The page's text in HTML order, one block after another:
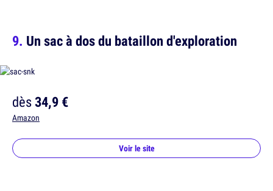
Un sac à dos du bataillon d'exploration
dès34,9 €
Amazon
Voir le site